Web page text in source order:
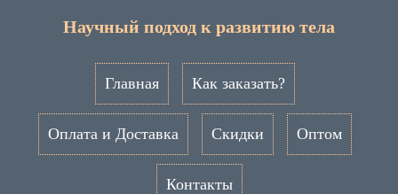
Научный подход к развитию тела
Главная Как заказать?
Оплата и Доставка Скидки Оптом
Контакты